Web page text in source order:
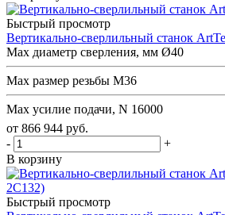
Быстрый просмотр
Вертикально-сверлильный станок
Max диаметр сверления, мм Ø40
Мах размер резьбы М36
Мах усилие подачи, N 16000
от 866 944 руб.
-
+
В корзину
Быстрый просмотр